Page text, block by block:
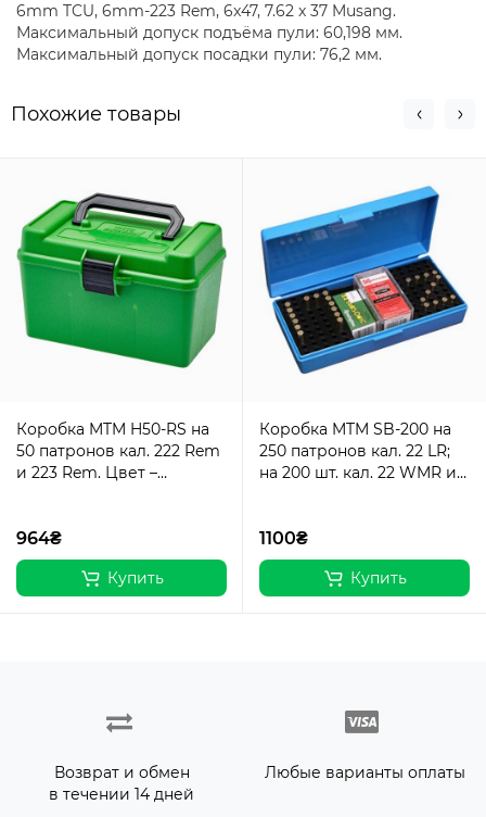
6mm TCU, 6mm-223 Rem, 6x47, 7.62 x 37 Musang.
Максимальный допуск подъёма пули: 60,198 мм.
Максимальный допуск посадки пули: 76,2 мм.
Похожие товары
Коробка MTM H50-RS на
50 патронов кал. 222 Rem
и 223 Rem. Цвет –
964₴
Купить
Коробка MTM SB-200 на
250 патронов кал. 22 LR;
на 200 шт. кал. 22 WMR и
1100₴
Купить
Возврат и обмен
в течении 14 дней
Любые варианты оплаты